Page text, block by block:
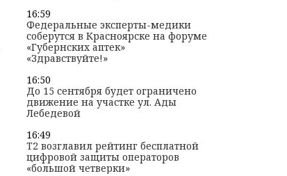
16:59
Федеральные эксперты-медики
соберутся в Красноярске на форуме
«Губернских аптек»
«Здравствуйте!»
16:50
До 15 сентября будет ограничено
движение на участке ул. Ады
Лебедевой
16:49
T2 возглавил рейтинг бесплатной
цифровой защиты операторов
«большой четверки»